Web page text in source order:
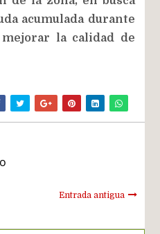
acumulada durante
la calidad de
Entrada antigua